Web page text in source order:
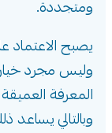
ومتجددة.
يصبح
وليس مجرد
المعرفة
وبالتالي يساعد